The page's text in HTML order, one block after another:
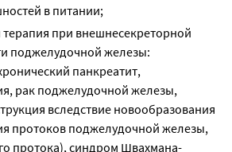
в питании;
терапия при внешнесекреторной
поджелудочной железы:
панкреатит,
рак поджелудочной железы,
вследствие новообразования
протоков поджелудочной железы,
протока), синдром Швахмана-